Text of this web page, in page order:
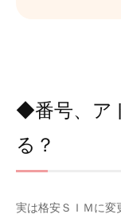
◆番号、ア
る？
実は格安ＳＩＭに変